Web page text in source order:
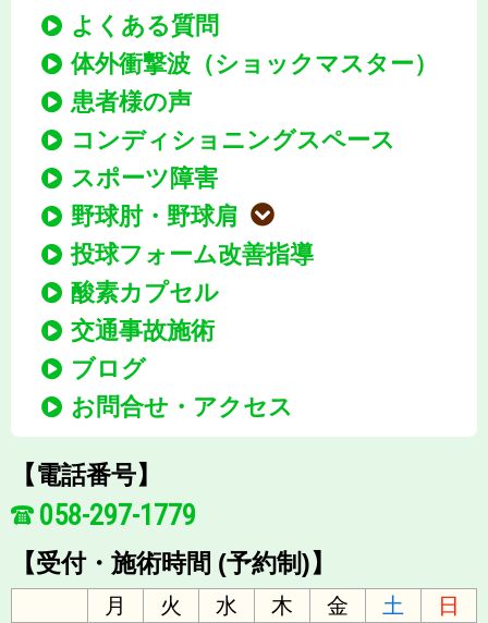
よくある質問
体外衝撃波（ショックマスター）
患者様の声
コンディショニングスペース
スポーツ障害
野球肘・野球肩
投球フォーム改善指導
酸素カプセル
交通事故施術
ブログ
お問合せ・アクセス
【電話番号】
058-297-1779
【受付・施術時間 (予約制)】
月 火 水 木 金 土
日